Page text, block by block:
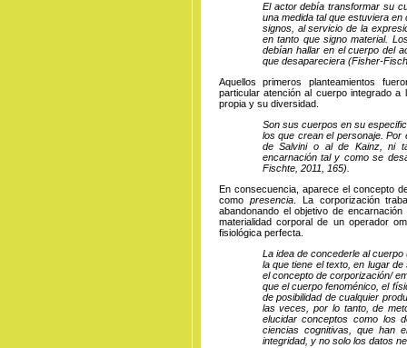
El actor debía transformar su
una medida tal que estuviera
signos, al servicio de la
en tanto que signo material.
debían hallar en el cuerpo del
que desapareciera (Fisher-
Aquellos primeros planteamientos
particular atención al cuerpo integrado
propia y su diversidad.
Son sus cuerpos en su
los que crean el personaje. Por
de Salvini o al de Kainz, ni
encarnación tal y como se
Fischte, 2011, 165).
En consecuencia, aparece el concepto
como presencia. La corporización
abandonando el objetivo de
materialidad corporal de un operador
fisiológica perfecta.
La idea de concederle al
la que tiene el texto, en lugar
el concepto de corporización/
que el cuerpo fenoménico, el
de posibilidad de cualquier
las veces, por lo tanto, de
elucidar conceptos como los
ciencias cognitivas, que han
integridad, y no solo los datos